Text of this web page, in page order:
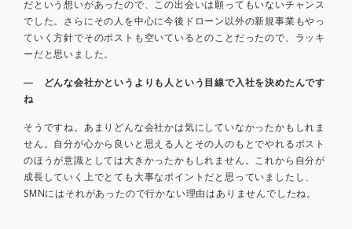
だという想いがあったので、この出会いは願ってもいないチャンス
でした。さらにその人を中心に今後ドローン以外の新規事業もやっ
ていく方針でそのポストも空いているとのことだったので、ラッキ
ーだと思いました。
― どんな会社かというよりも人という目線で入社を決めたんです
ね
そうですね。あまりどんな会社かは気にしていなかったかもしれま
せん。自分が心から良いと思える人とその人のもとでやれるポスト
のほうが意識としては大きかったかもしれません。これから自分が
成長していく上でとても大事なポイントだと思っていましたし、
SMNにはそれがあったので行かない理由はありませんでしたね。